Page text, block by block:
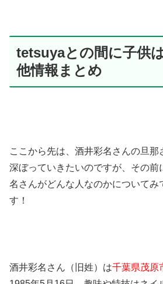
tetsuyaとの間に子供
他情報まとめ
ここから先は、酒井彩名さんの旦那
深ぼっていきたいのですが、その前
名さんがどんな人なのかについてみ
す！
酒井彩名さん（旧姓）は千葉県茂原